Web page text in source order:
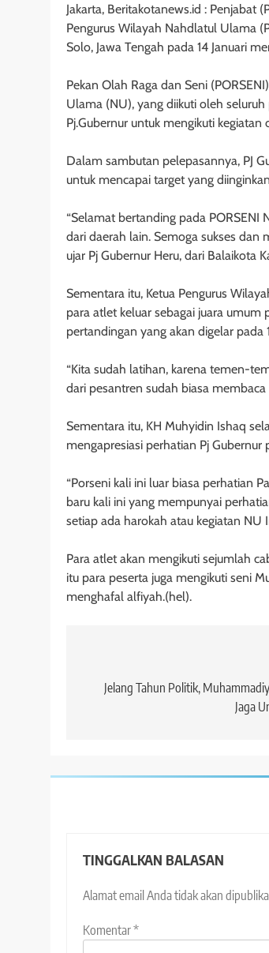
Jakarta, Beritakotanews.id : Penjabat
Pengurus Wilayah Nahdlatul Ulama
Solo, Jawa Tengah pada 14 Januari
Pekan Olah Raga dan Seni
Ulama (NU), yang diikuti oleh
Pj.Gubernur untuk mengikuti kegiatan
Dalam sambutan pelepasannya, PJ
untuk mencapai target yang
“Selamat bertanding pada
dari daerah lain. Semoga sukses dan
ujar Pj Gubernur Heru, dari Balaikota
Sementara itu, Ketua Pengurus
para atlet keluar sebagai juara
pertandingan yang akan digelar pada
“Kita sudah latihan, karena temen-
dari pesantren sudah biasa
Sementara itu, KH Muhyidin Ishaq
mengapresiasi perhatian Pj Gubernur
“Porseni kali ini luar biasa perhatian
baru kali ini yang mempunyai
setiap ada harokah atau kegiatan NU
Para atlet akan mengikuti sejumlah
itu para peserta juga mengikuti seni
menghafal alfiyah.(hel).
posJelang Tahun Politik,
Jaga
TINGGALKAN BALASAN
Alamat email Anda tidak akan
Komentar*